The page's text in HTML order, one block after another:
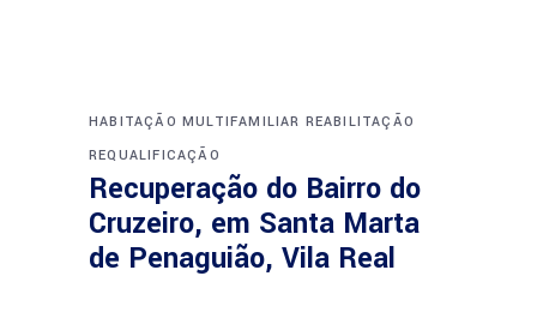
HABITAÇÃO MULTIFAMILIAR REABILITAÇÃO
REQUALIFICAÇÃO
Recuperação do Bairro do
Cruzeiro, em Santa Marta
de Penaguião, Vila Real